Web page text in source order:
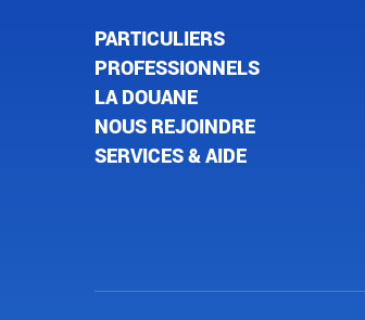
PARTICULIERS
PROFESSIONNELS
LA DOUANE
NOUS REJOINDRE
SERVICES & AIDE